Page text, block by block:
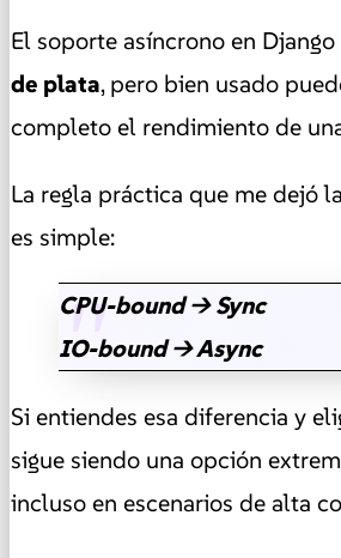
El soporte asíncrono en Django
de plata, pero bien usado
completo el rendimiento de
La regla práctica que me dejó
es simple:
CPU-bound → Sync
IO-bound → Async
Si entiendes esa diferencia y
sigue siendo una opción
incluso en escenarios de alta